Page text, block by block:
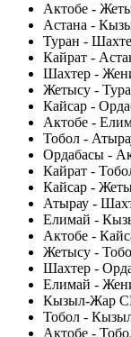
Актобе -
Астана -
Туран -
Кайрат -
Шахтер -
Жетысу -
Кайсар -
Актобе -
Тобол -
Ордабасы -
Кайрат -
Кайсар -
Атырау -
Елимай -
Актобе -
Жетысу -
Шахтер -
Елимай -
Кызыл-Жар
Тобол -
Актобе -